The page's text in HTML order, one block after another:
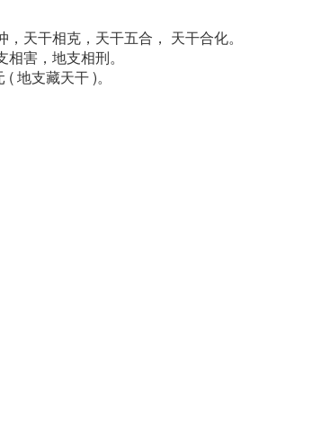
天干相克，天干五合， 天干合化。
害，地支相刑。
地支藏天干 )。